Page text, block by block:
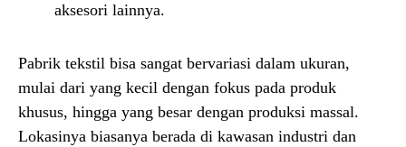
aksesori lainnya.
Pabrik tekstil bisa sangat bervariasi dalam ukuran,
mulai dari yang kecil dengan fokus pada produk
khusus, hingga yang besar dengan produksi massal.
Lokasinya biasanya berada di kawasan industri dan